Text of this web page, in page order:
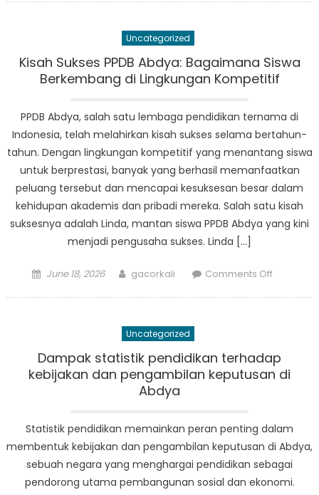
PPDB
Online
Uncategorized
Kisah Sukses PPDB Abdya: Bagaimana Siswa
Berkembang di Lingkungan Kompetitif
PPDB Abdya, salah satu lembaga pendidikan ternama di
Indonesia, telah melahirkan kisah sukses selama bertahun-
tahun. Dengan lingkungan kompetitif yang menantang siswa
untuk berprestasi, banyak yang berhasil memanfaatkan
peluang tersebut dan mencapai kesuksesan besar dalam
kehidupan akademis dan pribadi mereka. Salah satu kisah
suksesnya adalah Linda, mantan siswa PPDB Abdya yang kini
menjadi pengusaha sukses. Linda […]
Posted
June 18, 2026 Author
gacorkali Comments Offon
Siswa
Kompetitif
Uncategorized
Dampak statistik pendidikan terhadap
kebijakan dan pengambilan keputusan di
Abdya
Statistik pendidikan memainkan peran penting dalam
membentuk kebijakan dan pengambilan keputusan di Abdya,
sebuah negara yang menghargai pendidikan sebagai
pendorong utama pembangunan sosial dan ekonomi.